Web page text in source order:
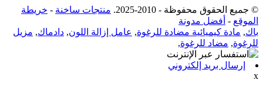
© جميع الحقوق محفوظة - 2010-2025. منتجات ساخنة - خريطة
الموقع - أفضل مدونة
باك, مادة كيميائية مضادة للرغوة, عامل إزالة اللون, دادماك, مزيل
للرغوة, مضاد للرغوة,
إرسال بريد إلكتروني
x